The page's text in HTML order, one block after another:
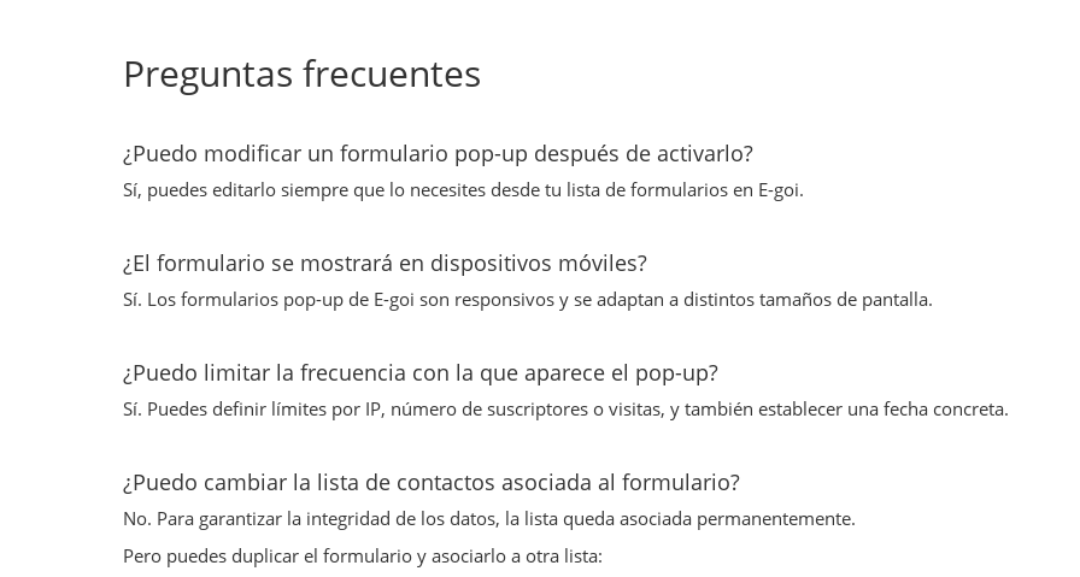
Preguntas frecuentes
¿Puedo modificar un formulario pop-up después de activarlo?
Sí, puedes editarlo siempre que lo necesites desde tu lista de formularios en E-goi.
¿El formulario se mostrará en dispositivos móviles?
Sí. Los formularios pop-up de E-goi son responsivos y se adaptan a distintos tamaños de pantalla.
¿Puedo limitar la frecuencia con la que aparece el pop-up?
Sí. Puedes definir límites por IP, número de suscriptores o visitas, y también establecer una fecha concreta.
¿Puedo cambiar la lista de contactos asociada al formulario?
No. Para garantizar la integridad de los datos, la lista queda asociada permanentemente.
Pero puedes duplicar el formulario y asociarlo a otra lista: